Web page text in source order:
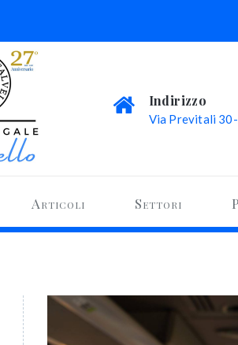
Indirizzo
Via Previtali
Articoli Settori